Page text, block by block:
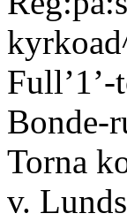
Bonde-
Torna
v.